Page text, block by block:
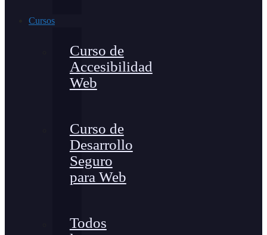
Cursos
Curso de
Accesibilidad
Web
Curso de
Desarrollo
Seguro
para Web
Todos